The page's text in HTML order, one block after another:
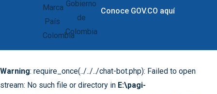
Conoce GOV.CO aquí
Warning: require_once(../../../chat-bot.php): Failed to open
stream: No such file or directory in E:\pagi-